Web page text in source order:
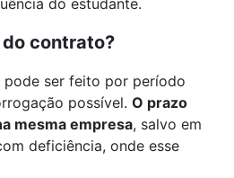
do estudante.
do contrato?
ser feito por período
possível. O prazo
mesma empresa, salvo em
deficiência, onde esse